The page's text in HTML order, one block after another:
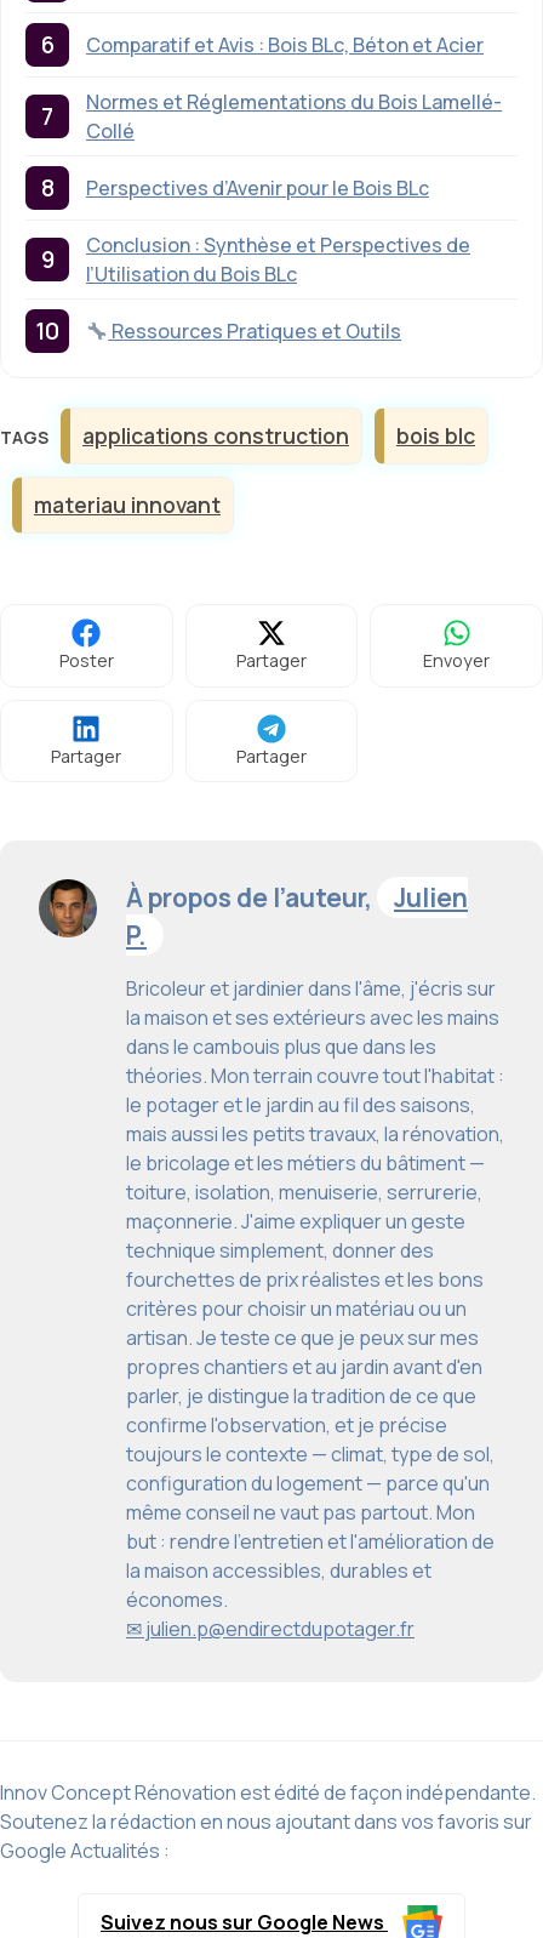
Comparatif et Avis : Bois BLc, Béton et Acier
Normes et Réglementations du Bois Lamellé-
Collé
Perspectives d’Avenir pour le Bois BLc
Conclusion : Synthèse et Perspectives de
l’Utilisation du Bois BLc
Ressources Pratiques et Outils
Étiquettes
applications construction bois blc
materiau innovant
Poster Partager Envoyer
Partager Partager
À propos de l’auteur,
Julien
P.
Bricoleur et jardinier dans l'âme, j'écris sur
la maison et ses extérieurs avec les mains
dans le cambouis plus que dans les
théories. Mon terrain couvre tout l'habitat :
le potager et le jardin au fil des saisons,
mais aussi les petits travaux, la rénovation,
le bricolage et les métiers du bâtiment —
toiture, isolation, menuiserie, serrurerie,
maçonnerie. J'aime expliquer un geste
technique simplement, donner des
fourchettes de prix réalistes et les bons
critères pour choisir un matériau ou un
artisan. Je teste ce que je peux sur mes
propres chantiers et au jardin avant d'en
parler, je distingue la tradition de ce que
confirme l'observation, et je précise
toujours le contexte — climat, type de sol,
configuration du logement — parce qu'un
même conseil ne vaut pas partout. Mon
but : rendre l'entretien et l'amélioration de
la maison accessibles, durables et
économes.
✉ julien.p@endirectdupotager.fr
Innov Concept Rénovation est édité de façon indépendante.
Soutenez la rédaction en nous ajoutant dans vos favoris sur
Google Actualités :
Suivez nous sur Google News